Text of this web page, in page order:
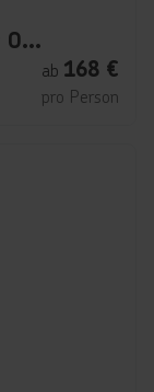
Alcor Hotel Feriendorf an der Ostsee
ab 168 €
pro Person